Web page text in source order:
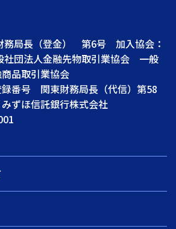
務局長（登金） 第6号 加入協会：
社団法人金融先物取引業協会 一般
品取引業協会
番号 関東財務局長（代信）第58
ずほ信託銀行株式会社